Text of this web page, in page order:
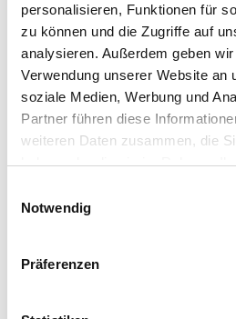
personalisieren, Funktionen für
zu können und die Zugriffe auf
analysieren. Außerdem geben
Verwendung unserer Website an
soziale Medien, Werbung und
Partner führen diese
weiteren Daten zusammen, die
haben oder die sie im Rahmen
Notwendig
Präferenzen
Belegungskalender
Reisedauer auswählen
Anzahl Reisende auswählen
Anreisetag im
Sie bekommen
Bitte beachten Sie, dass sich bei
Hausbeschreibung und/oder der
können.